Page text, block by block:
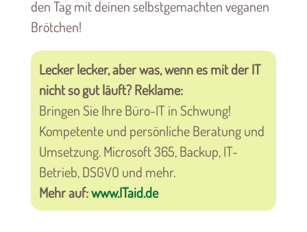
den Tag mit deinen selbstgemachten veganen
Brötchen!
Lecker lecker, aber was, wenn es mit der IT
nicht so gut läuft? Reklame:
Bringen Sie Ihre Büro-IT in Schwung!
Kompetente und persönliche Beratung und
Umsetzung. Microsoft 365, Backup, IT-
Betrieb, DSGVO und mehr.
Mehr auf:www.ITaid.de